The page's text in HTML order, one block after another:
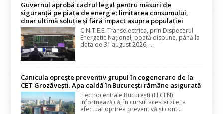
Guvernul aprobă cadrul legal pentru măsuri de
siguranță pe piața de energie: limitarea consumului,
doar ultimă soluție și fără impact asupra populației
C.N.T.E.E. Transelectrica, prin Dispecerul
Energetic Național, poată dispune, până la
data de 31 august 2026, ...
Canicula oprește preventiv grupul în cogenerare de la
CET Grozăvești. Apa caldă în București rămâne asigurată
Electrocentrale București (ELCEN)
informează că, în cursul acestei zile, a
efectuat oprirea preventivă și cont...